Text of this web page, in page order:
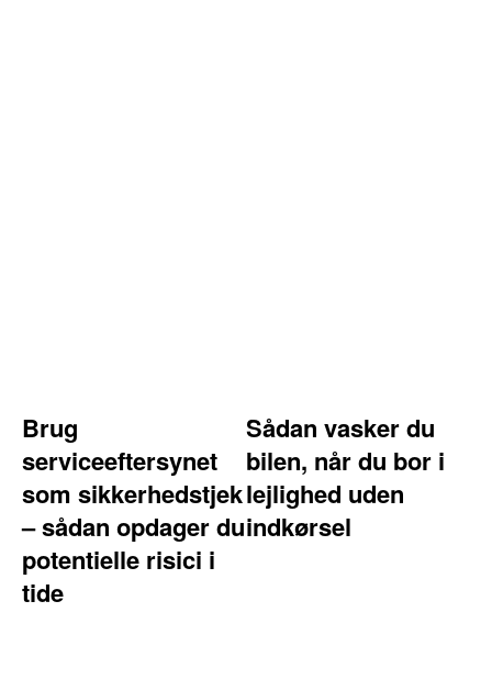
Brug
serviceeftersynet
som sikkerhedstjek
– sådan opdager du
potentielle risici i
tide
Sådan vasker du
bilen, når du bor i
lejlighed uden
indkørsel